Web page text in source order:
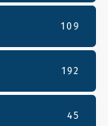
109
192
45